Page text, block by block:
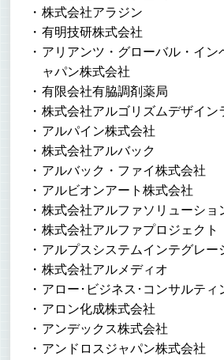
株式会社アラジン
有明技研株式会社
アリアンツ・グローバル・イン
ャパン株式会社
有限会社有脇調剤薬局
株式会社アルゴリズムデザイン
アルパイン株式会社
株式会社アルバック
アルバック・ファイ株式会社
アルビオンアート株式会社
株式会社アルファソリューショ
株式会社アルファプロジェクト
アルプスシステムインテグレー
株式会社アルメディオ
アロー･ビジネス･コンサルティ
アロン化成株式会社
アンデックス株式会社
アンドロスジャパン株式会社